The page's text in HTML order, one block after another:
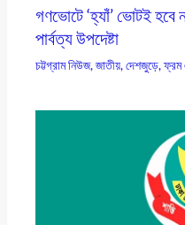
গণভোটে ‘হ্যাঁ’ ভোটই হবে
পার্বত্য উপদেষ্টা
চট্টগ্রাম নিউজ,জাতীয়,দেশজুড়ে,ফ্রম